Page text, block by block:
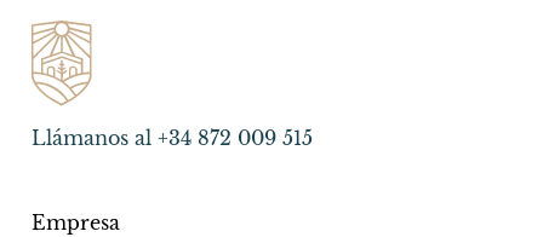
Llámanos al +34 872 009 515
Empresa